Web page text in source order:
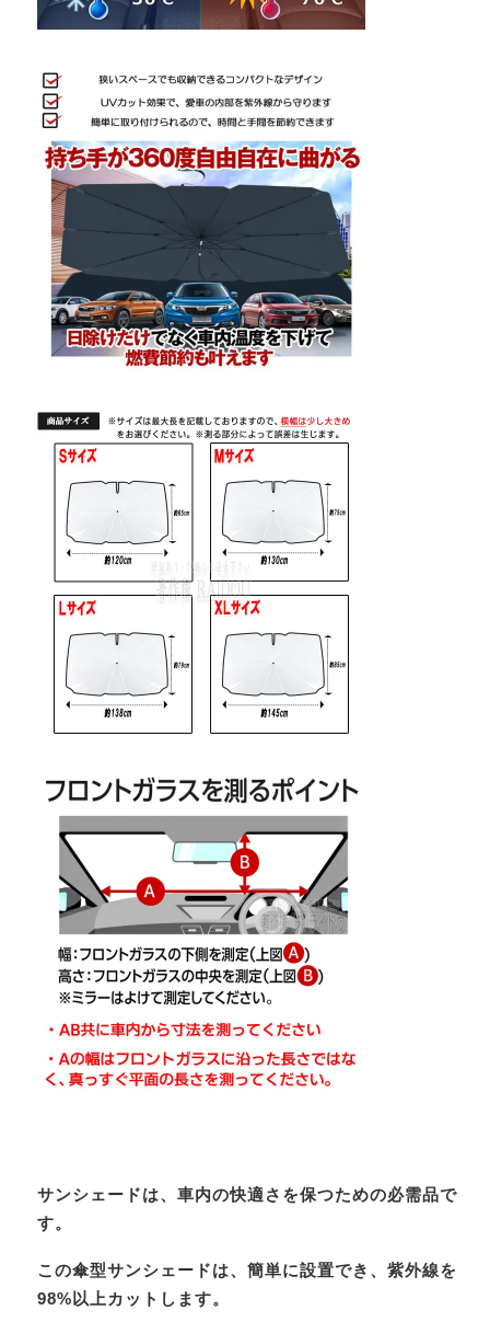
サンシェードは、車内の快適さを保つための必需品で
す。
この傘型サンシェードは、簡単に設置でき、紫外線を
98%以上カットします。